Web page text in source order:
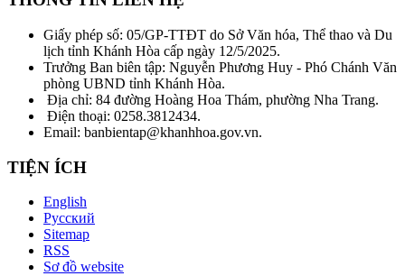
Giấy phép số: 05/GP-TTĐT do Sở Văn hóa, Thể thao và Du
lịch tỉnh Khánh Hòa cấp ngày 12/5/2025.
Trưởng Ban biên tập: Nguyễn Phương Huy - Phó Chánh Văn
phòng UBND tỉnh Khánh Hòa.
Địa chỉ: 84 đường Hoàng Hoa Thám, phường Nha Trang.
Điện thoại: 0258.3812434.
Email: banbientap@khanhhoa.gov.vn.
TIỆN ÍCH
English
Русский
Sitemap
RSS
Sơ đồ website